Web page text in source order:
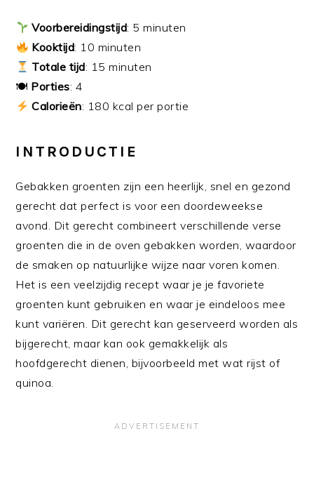
Voorbereidingstijd: 5 minuten
Kooktijd: 10 minuten
Totale tijd: 15 minuten
🍽 Porties: 4
Calorieën: 180 kcal per portie
INTRODUCTIE
Gebakken groenten zijn een heerlijk, snel en gezond
gerecht dat perfect is voor een doordeweekse
avond. Dit gerecht combineert verschillende verse
groenten die in de oven gebakken worden, waardoor
de smaken op natuurlijke wijze naar voren komen.
Het is een veelzijdig recept waar je je favoriete
groenten kunt gebruiken en waar je eindeloos mee
kunt variëren. Dit gerecht kan geserveerd worden als
bijgerecht, maar kan ook gemakkelijk als
hoofdgerecht dienen, bijvoorbeeld met wat rijst of
quinoa.